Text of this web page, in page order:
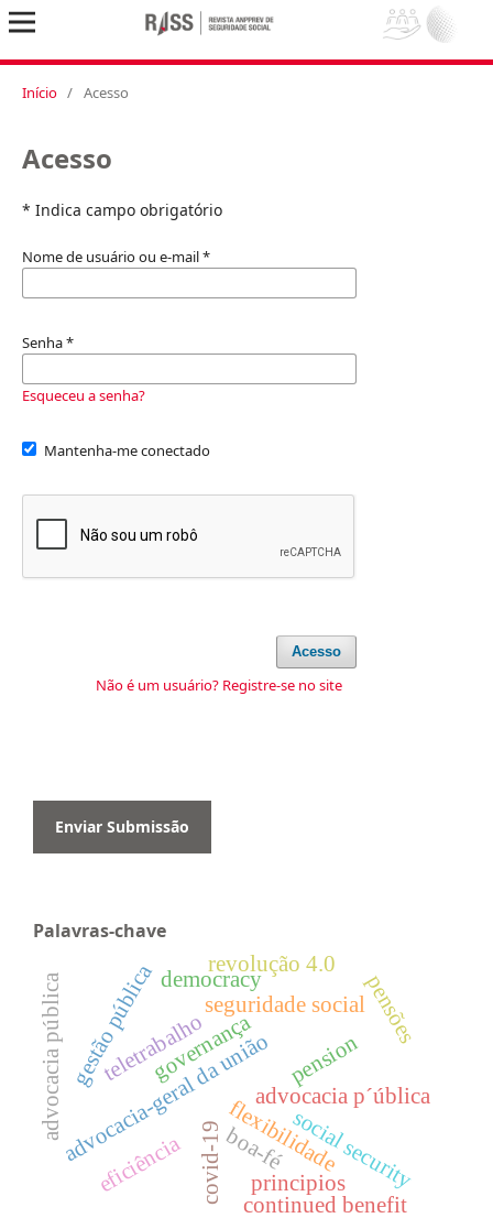
Início / Acesso
Acesso
* Indica campo obrigatório
Nome de usuário ou e-mail*
Senha*
Esqueceu a senha?
Mantenha-me conectado
Acesso
Não é um usuário? Registre-se no site
Enviar Submissão
Palavras-chave
teletrabalho
advocacia-geral da união
covid-19flexibilidade
eficiência
seguridade social
advocacia p´ública
gestão pública
social security
pension
boa-fé
principios
pensões
democracy
continued benefit
revolução 4.0
advocacia pública governança